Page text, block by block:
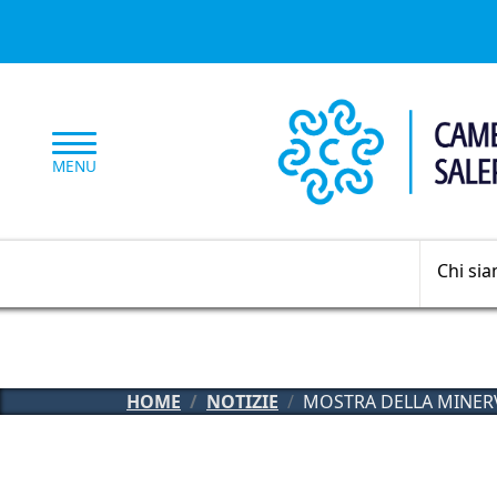
MENU
Chi
HOME NOTIZIE MOSTRA DELLA